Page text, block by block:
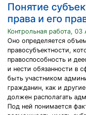
Понятие
права и его
Контрольная работа, 03
Оно определяется
правосубъектности,
правоспособность и
и нести обязанности в
быть участником
гражданин, как и
должен располагать
Под ней понимается